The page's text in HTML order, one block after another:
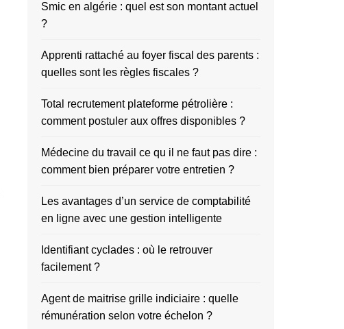
Smic en algérie : quel est son montant actuel
?
Apprenti rattaché au foyer fiscal des parents :
quelles sont les règles fiscales ?
Total recrutement plateforme pétrolière :
comment postuler aux offres disponibles ?
Médecine du travail ce qu il ne faut pas dire :
comment bien préparer votre entretien ?
Les avantages d’un service de comptabilité
en ligne avec une gestion intelligente
Identifiant cyclades : où le retrouver
facilement ?
Agent de maitrise grille indiciaire : quelle
rémunération selon votre échelon ?